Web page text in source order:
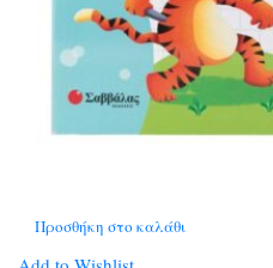
Προσθήκη στο καλάθι